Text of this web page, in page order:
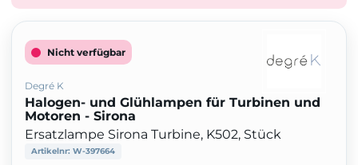
Nicht verfügbar
Degré K
Halogen- und Glühlampen für Turbinen und
Motoren - Sirona
Ersatzlampe Sirona Turbine, K502, Stück
Artikelnr: W-397664